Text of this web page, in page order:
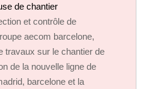
de chantier
et contrôle de
aecom barcelone,
travaux sur le chantier de
de la nouvelle ligne de
barcelone et la